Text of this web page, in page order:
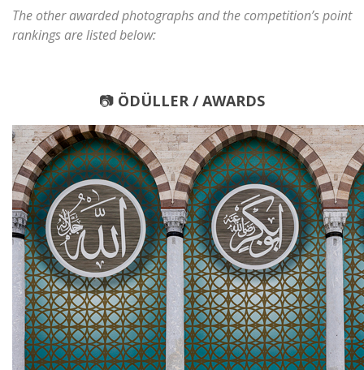
The other awarded photographs and the competition’s point
rankings are listed below:
📷 ÖDÜLLER / AWARDS